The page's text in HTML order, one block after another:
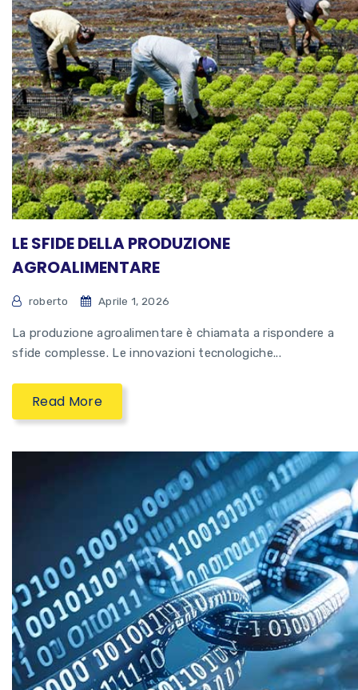
LE SFIDE DELLA PRODUZIONE
AGROALIMENTARE
roberto Aprile 1, 2026
La produzione agroalimentare è chiamata a rispondere a
sfide complesse. Le innovazioni tecnologiche...
Read More